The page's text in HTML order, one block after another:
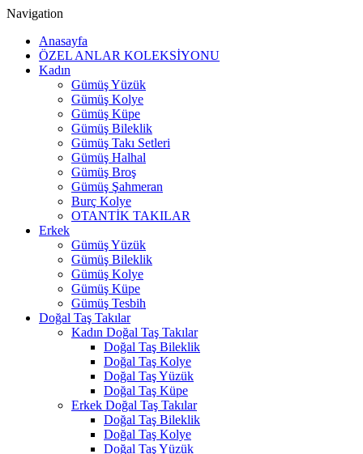
Navigation
Anasayfa
ÖZEL ANLAR KOLEKSİYONU
Kadın
Gümüş Yüzük
Gümüş Kolye
Gümüş Küpe
Gümüş Bileklik
Gümüş Takı Setleri
Gümüş Halhal
Gümüş Broş
Gümüş Şahmeran
Burç Kolye
OTANTİK TAKILAR
Erkek
Gümüş Yüzük
Gümüş Bileklik
Gümüş Kolye
Gümüş Küpe
Gümüş Tesbih
Doğal Taş Takılar
Kadın Doğal Taş Takılar
Doğal Taş Bileklik
Doğal Taş Kolye
Doğal Taş Yüzük
Doğal Taş Küpe
Erkek Doğal Taş Takılar
Doğal Taş Bileklik
Doğal Taş Kolye
Doğal Taş Yüzük